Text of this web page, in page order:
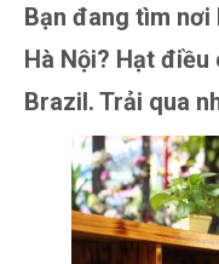
Bạn đang tìm
Hà Nội? Hạt
Brazil. Trải qua